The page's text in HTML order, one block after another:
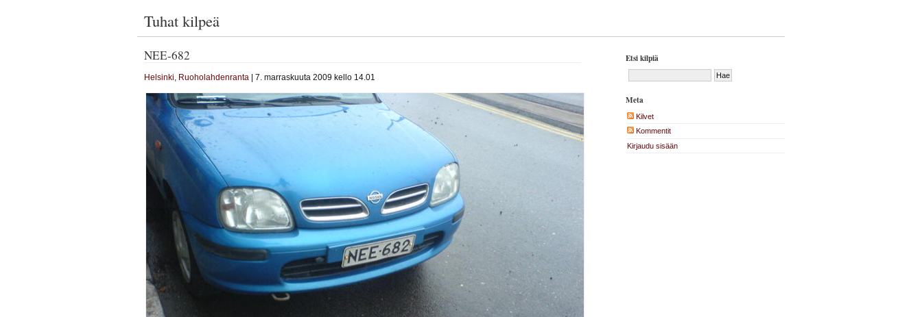
Tuhat kilpeä
NEE-682
Helsinki Ruoholahdenranta | 7. marraskuuta 2009 kello 14.01
Etsi kilpiä
Meta
Kilvet
Kommentit
Kirjaudu sisään